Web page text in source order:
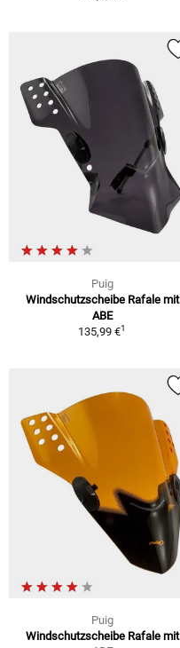
Puig
Windschutzscheibe Rafale mit
ABE
135,99 €1
Puig
Windschutzscheibe Rafale mit